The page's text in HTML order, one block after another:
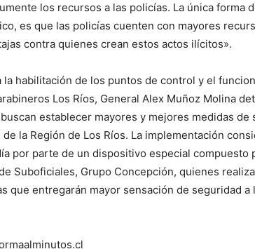
los recursos a las policías. La única forma
es que las policías cuenten con mayores
contra quienes crean estos actos ilícitos».
la habilitación de los puntos de control y el
Los Ríos, General Alex Muñoz Molina
establecer mayores y mejores medidas
la Región de Los Ríos. La implementación
por parte de un dispositivo especial compuesto
Suboficiales, Grupo Concepción, quienes
que entregarán mayor sensación de seguridad